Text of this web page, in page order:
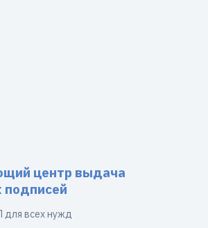
центр выдача
подписей
для всех нужд